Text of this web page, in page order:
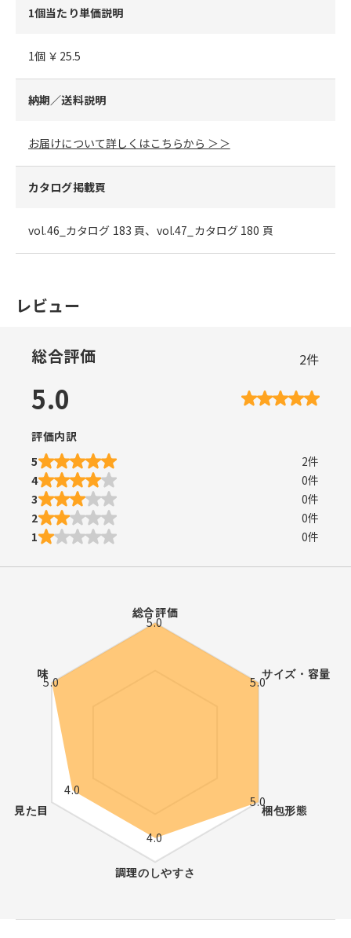
1個当たり単価説明
1個 ￥25.5
納期／送料説明
お届けについて詳しくはこちらから ＞＞
カタログ掲載頁
vol.46_カタログ 183 頁、vol.47_カタログ 180 頁
レビュー
総合評価 2件
5.0
評価内訳
5
2件
4
0件
3
0件
2
0件
1
0件